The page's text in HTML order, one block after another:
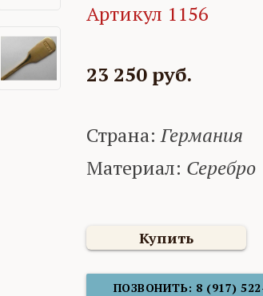
Артикул 1156
23 250 руб.
Страна:Германия
Материал: Серебро
Купить
ПОЗВОНИТЬ: 8 (917)